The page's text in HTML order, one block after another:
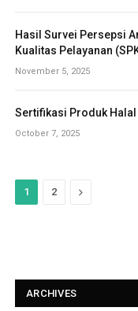
Hasil Survei Persepsi
Kualitas Pelayanan
November 5, 2025
Sertifikasi Produk
October 7, 2025
1 2
N
ARCHIVES